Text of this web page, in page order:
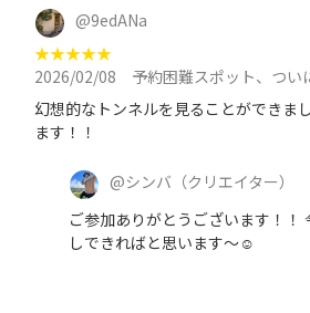
@9edANa
★★★★★
2026/02/08
予約困難スポット、ついに潜入成功‼️光のトンネ
幻想的なトンネルを見ることができま
ます！！
@シンバ （クリエイター）
ご参加ありがとうございます！！
しできればと思います〜☺️